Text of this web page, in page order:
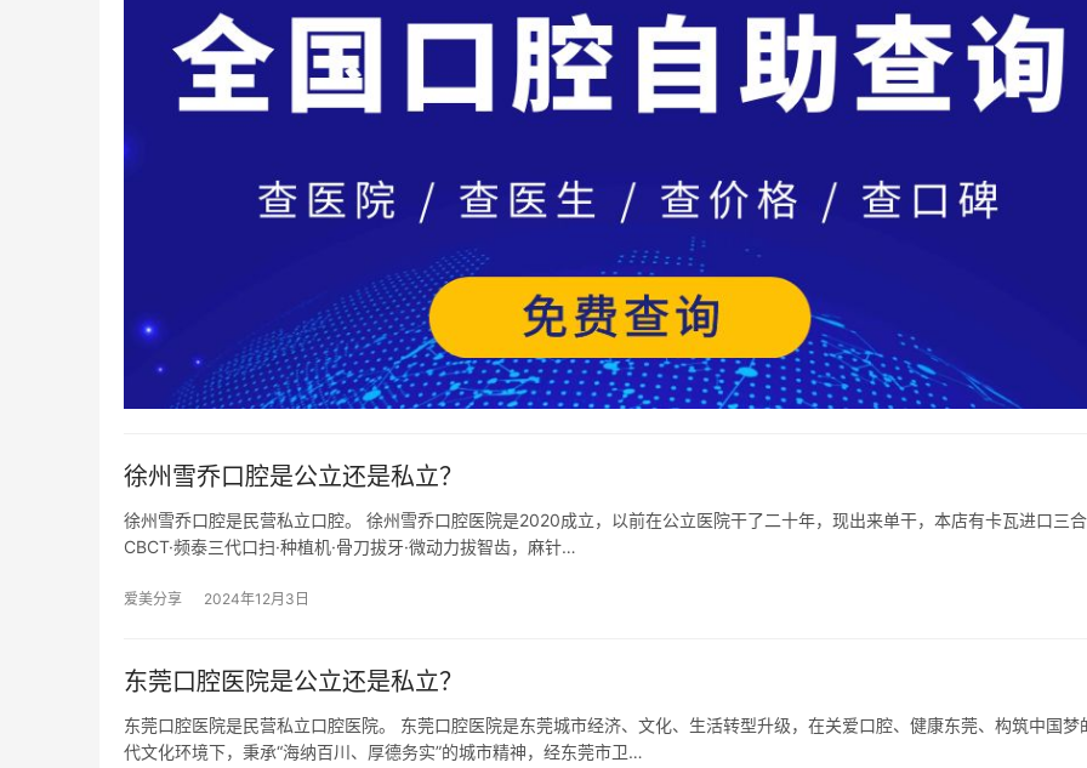
徐州雪乔口腔是公立还是私立？
徐州雪乔口腔是民营私立口腔。 徐州雪乔口腔医院是2020成立，以前在公立医院干了二十年，现出来单干，本店有卡瓦进口三
CBCT·频泰三代口扫·种植机·骨刀拔牙·微动力拔智齿，麻针…
爱美分享 2024年12月3日
东莞口腔医院是公立还是私立？
东莞口腔医院是民营私立口腔医院。 东莞口腔医院是东莞城市经济、文化、生活转型升级，在关爱口腔、健康东莞、构筑中国梦
代文化环境下，秉承“海纳百川、厚德务实”的城市精神，经东莞市卫…